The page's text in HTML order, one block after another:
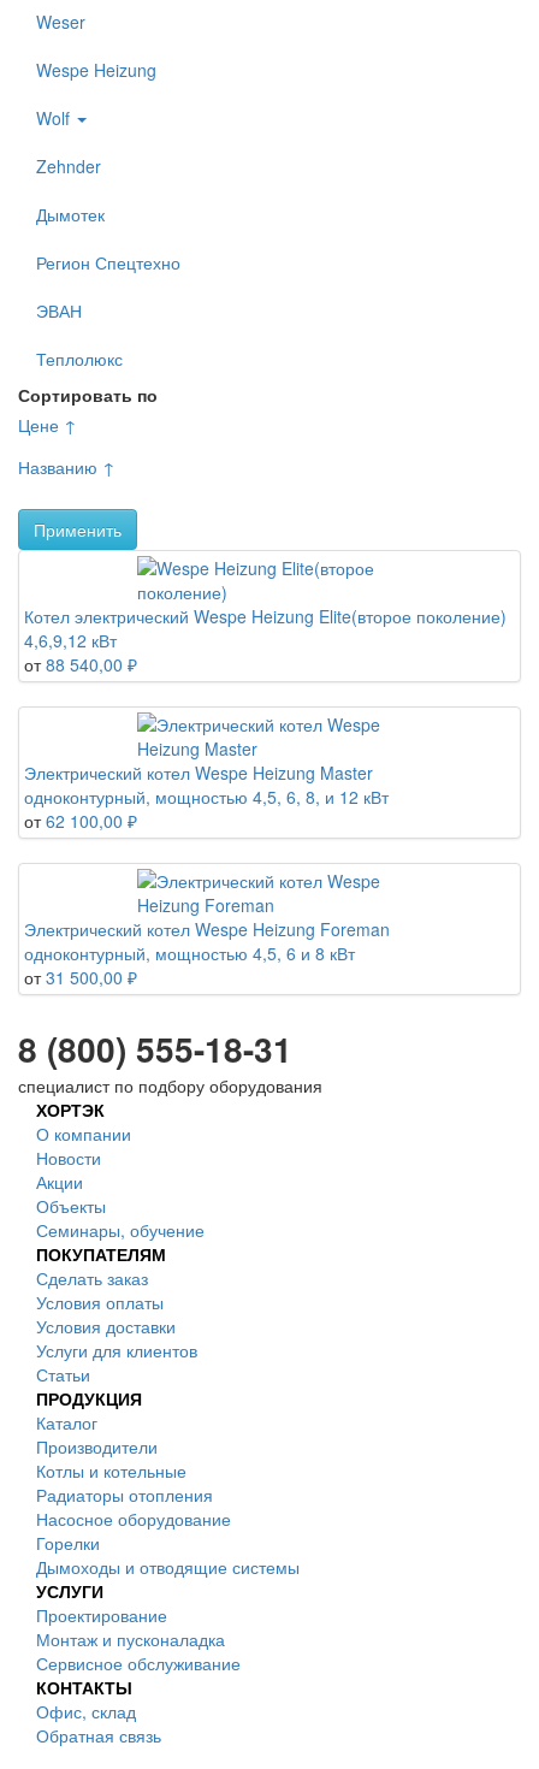
Weser
Wespe Heizung
Wolf
Zehnder
Дымотек
Регион Спецтехно
ЭВАН
Теплолюкс
Сортировать по
Цене ↑
Названию ↑
Применить
Котел электрический Wespe Heizung Elite(второе поколение)
4,6,9,12 кВт
от 88 540,00 ₽
Электрический котел Wespe Heizung Master
одноконтурный, мощностью 4,5, 6, 8, и 12 кВт
от 62 100,00 ₽
Электрический котел Wespe Heizung Foreman
одноконтурный, мощностью 4,5, 6 и 8 кВт
от 31 500,00 ₽
8 (800) 555-18-31
специалист по подбору оборудования
ХОРТЭК
О компании
Новости
Акции
Объекты
Семинары, обучение
ПОКУПАТЕЛЯМ
Сделать заказ
Условия оплаты
Условия доставки
Услуги для клиентов
Статьи
ПРОДУКЦИЯ
Каталог
Производители
Котлы и котельные
Радиаторы отопления
Насосное оборудование
Горелки
Дымоходы и отводящие системы
УСЛУГИ
Проектирование
Монтаж и пусконаладка
Сервисное обслуживание
КОНТАКТЫ
Офис, склад
Обратная связь